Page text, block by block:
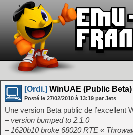
[Ordi.] WinUAE (Public
Posté le 27/02/2010 à 13:19 par Jets
Une version Beta public de l’excellent
– version bumped to 2.1.0
– 1620b10 broke 68020 RTE «